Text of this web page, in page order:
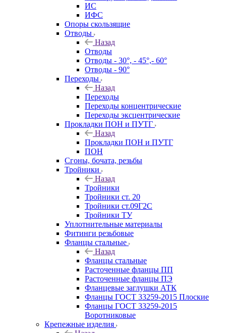
ИС
ИФС
Опоры скользящие
Отводы
Назад
Отводы
Отводы - 30°, - 45°,- 60°
Отводы - 90°
Переходы
Назад
Переходы
Переходы концентрические
Переходы эксцентрические
Прокладки ПОН и ПУТГ
Назад
Прокладки ПОН и ПУТГ
ПОН
Сгоны, бочата, резьбы
Тройники
Назад
Тройники
Тройники ст. 20
Тройники ст.09Г2С
Тройники ТУ
Уплотнительные материалы
Фитинги резьбовые
Фланцы стальные
Назад
Фланцы стальные
Расточенные фланцы ПП
Расточенные фланцы ПЭ
Фланцевые заглушки АТК
Фланцы ГОСТ 33259-2015 Плоские
Фланцы ГОСТ 33259-2015
Воротниковые
Крепежные изделия